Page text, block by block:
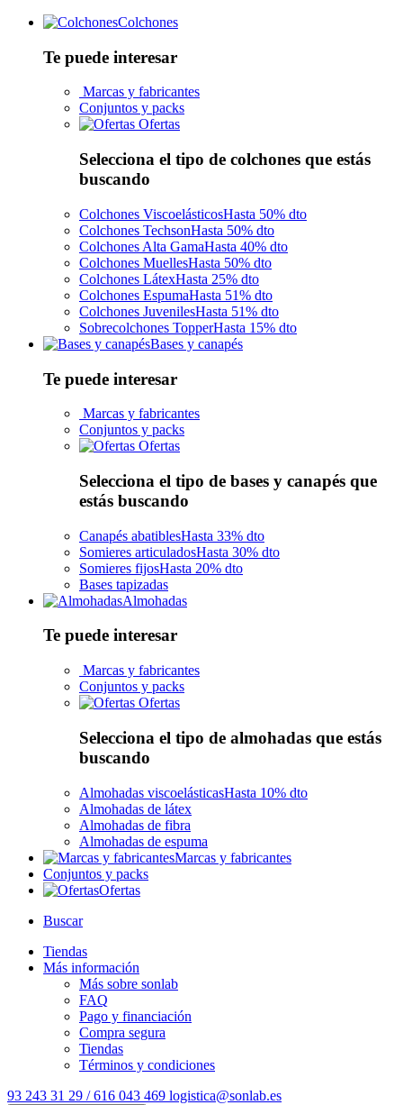
Colchones
Te puede interesar
Marcas y fabricantes
Conjuntos y packs
Ofertas
Selecciona el tipo de colchones que estás
buscando
Colchones ViscoelásticosHasta 50% dto
Colchones TechsonHasta 50% dto
Colchones Alta GamaHasta 40% dto
Colchones MuellesHasta 50% dto
Colchones LátexHasta 25% dto
Colchones EspumaHasta 51% dto
Colchones JuvenilesHasta 51% dto
Sobrecolchones TopperHasta 15% dto
Bases y canapés
Te puede interesar
Marcas y fabricantes
Conjuntos y packs
Ofertas
Selecciona el tipo de bases y canapés que
estás buscando
Canapés abatiblesHasta 33% dto
Somieres articuladosHasta 30% dto
Somieres fijosHasta 20% dto
Bases tapizadas
Almohadas
Te puede interesar
Marcas y fabricantes
Conjuntos y packs
Ofertas
Selecciona el tipo de almohadas que estás
buscando
Almohadas viscoelásticasHasta 10% dto
Almohadas de látex
Almohadas de fibra
Almohadas de espuma
Marcas y fabricantes
Conjuntos y packs
Ofertas
Buscar
Tiendas
Más información
Más sobre sonlab
FAQ
Pago y financiación
Compra segura
Tiendas
Términos y condiciones
93 243 31 29 / 616 043 469 logistica@sonlab.es